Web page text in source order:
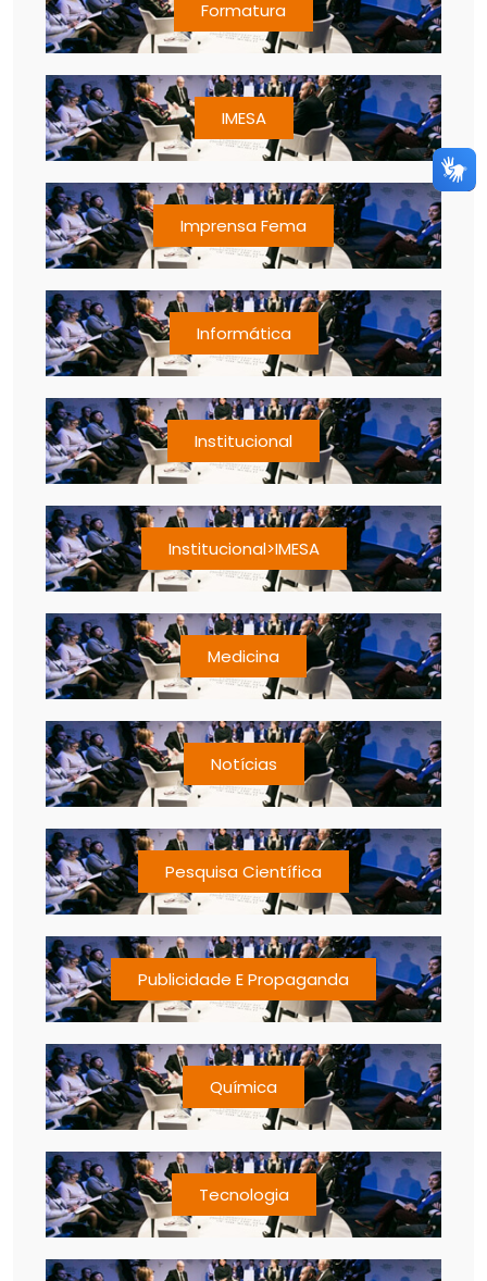
Formatura
IMESA
Imprensa Fema
Informática
Institucional
Institucional>IMESA
Medicina
Notícias
Pesquisa Científica
Publicidade E Propaganda
Química
Tecnologia